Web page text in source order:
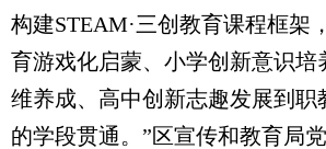
构建STEAM·三创教育课程框架
育游戏化启蒙、小学创新意识培
维养成、高中创新志趣发展到职
的学段贯通。”区宣传和教育局